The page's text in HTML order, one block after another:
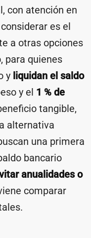
con atención en
es el
a otras opciones
para quienes
y liquidan el saldo
y el 1 % de
tangible,
alternativa
una primera
bancario
anualidades o
comparar